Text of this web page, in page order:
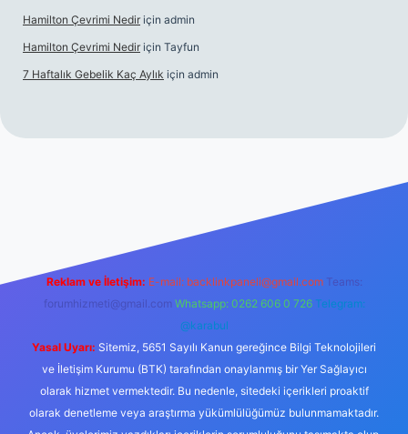
Hamilton Çevrimi Nedir için admin
Hamilton Çevrimi Nedir için Tayfun
7 Haftalık Gebelik Kaç Aylık için admin
Reklam ve İletişim: E-mail: backlinkpaneli@gmail.com Teams:
forumhizmeti@gmail.com Whatsapp: 0262 606 0 726 Telegram:
@karabul
Yasal Uyarı: Sitemiz, 5651 Sayılı Kanun gereğince Bilgi Teknolojileri
ve İletişim Kurumu (BTK) tarafından onaylanmış bir Yer Sağlayıcı
olarak hizmet vermektedir. Bu nedenle, sitedeki içerikleri proaktif
olarak denetleme veya araştırma yükümlülüğümüz bulunmamaktadır.